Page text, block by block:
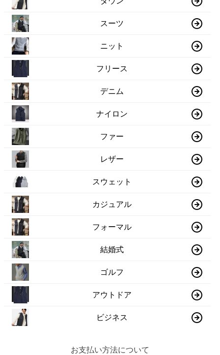
スーツ
ニット
フリース
デニム
ナイロン
ファー
レザー
スウェット
カジュアル
フォーマル
結婚式
ゴルフ
アウトドア
ビジネス
お支払い方法について